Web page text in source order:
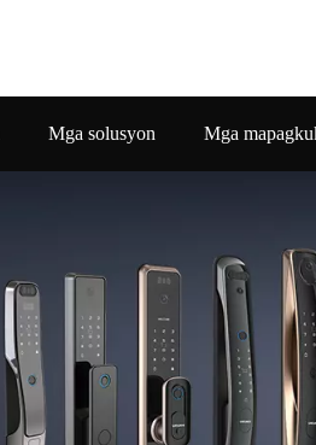
Mga solusyon Mga